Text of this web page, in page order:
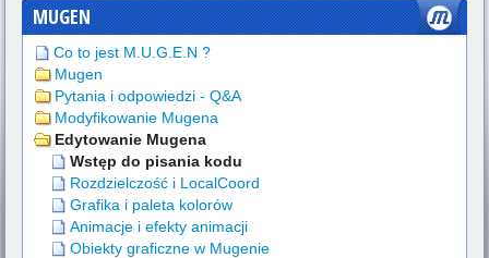
MUGEN
Co to jest M.U.G.E.N ?
Mugen
Pytania i odpowiedzi - Q&A
Modyfikowanie Mugena
Edytowanie Mugena
Wstęp do pisania kodu
Rozdzielczość i LocalCoord
Grafika i paleta kolorów
Animacje i efekty animacji
Obiekty graficzne w Mugenie